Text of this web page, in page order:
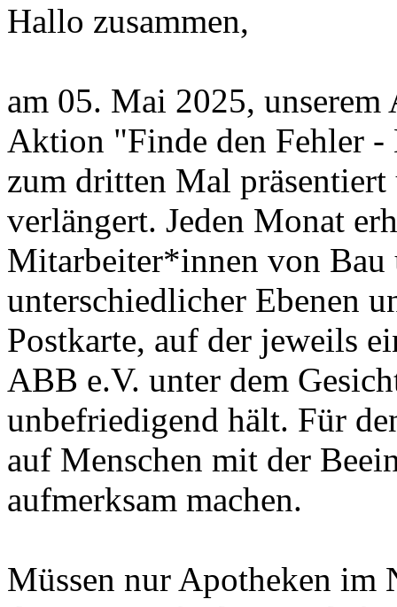
Hallo zusammen,
am 05. Mai 2025,
Aktion "Finde den Fehler -
zum dritten Mal
verlängert. Jeden Monat
Mitarbeiter*innen von Bau
unterschiedlicher Ebenen
Postkarte, auf der jeweils
ABB e.V. unter dem
unbefriedigend hält. Für
auf Menschen mit der
aufmerksam machen.
Müssen nur Apotheken im